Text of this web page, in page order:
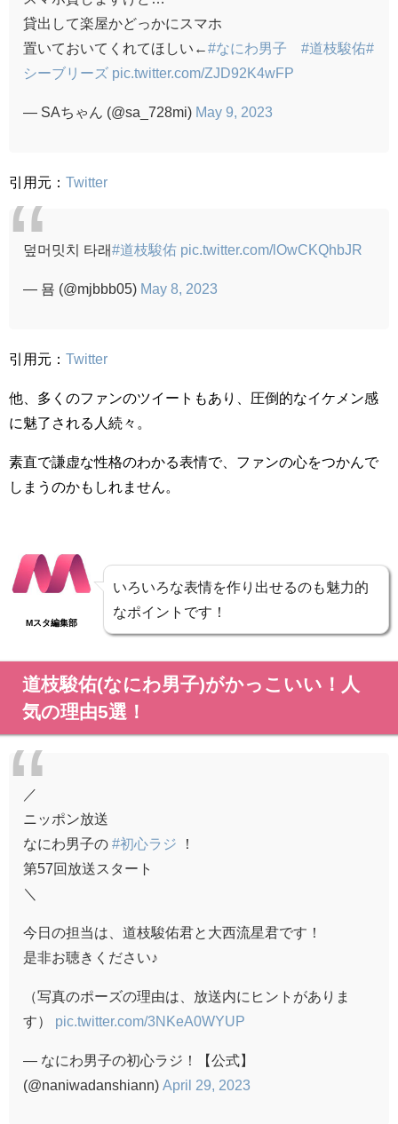
貸出して楽屋かどっかにスマホ
置いておいてくれてほしい←#なにわ男子 #道枝駿佑#
シーブリーズ pic.twitter.com/ZJD92K4wFP
— SAちゃん (@sa_728mi) May 9, 2023
引用元： Twitter
덮머밋치 타래#道枝駿佑 pic.twitter.com/lOwCKQhbJR
— 묨 (@mjbbb05) May 8, 2023
引用元： Twitter
他、多くのファンのツイートもあり、圧倒的なイケメン感
に魅了される人続々。
素直で謙虚な性格のわかる表情で、ファンの心をつかんで
しまうのかもしれません。
Mスタ編集部
いろいろな表情を作り出せるのも魅力的
なポイントです！
道枝駿佑(なにわ男子)がかっこいい！人
気の理由5選！
／
ニッポン放送
なにわ男子の #初心ラジ ！
第57回放送スタート
＼
今日の担当は、道枝駿佑君と大西流星君です！
是非お聴きください♪
（写真のポーズの理由は、放送内にヒントがありま
す） pic.twitter.com/3NKeA0WYUP
— なにわ男子の初心ラジ！【公式】
(@naniwadanshiann) April 29, 2023